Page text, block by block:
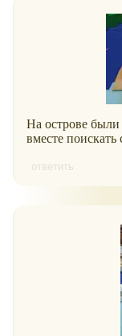
На острове
вместе
ответить